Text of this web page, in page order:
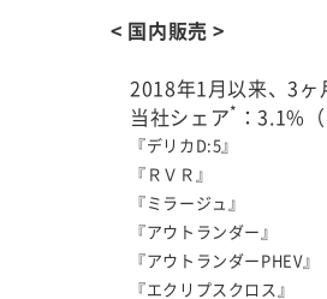
< 国内販売 >
2018年1月以来、3ヶ
当社シェア* ：3.1%
『デリカD:5』
『ＲＶＲ』
『ミラージュ』
『アウトランダー』
『アウトランダーPHEV』
『エクリプスクロス』